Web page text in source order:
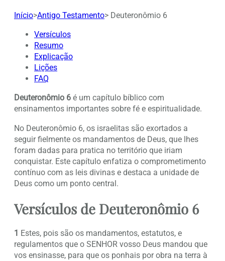
Início>Antigo Testamento> Deuteronômio 6
Versículos
Resumo
Explicação
Lições
FAQ
Deuteronômio 6 é um capítulo bíblico com
ensinamentos importantes sobre fé e espiritualidade.
No Deuteronômio 6, os israelitas são exortados a
seguir fielmente os mandamentos de Deus, que lhes
foram dadas para pratica no território que iriam
conquistar. Este capítulo enfatiza o comprometimento
contínuo com as leis divinas e destaca a unidade de
Deus como um ponto central.
Versículos de Deuteronômio 6
1 Estes, pois são os mandamentos, estatutos, e
regulamentos que o SENHOR vosso Deus mandou que
vos ensinasse, para que os ponhais por obra na terra à